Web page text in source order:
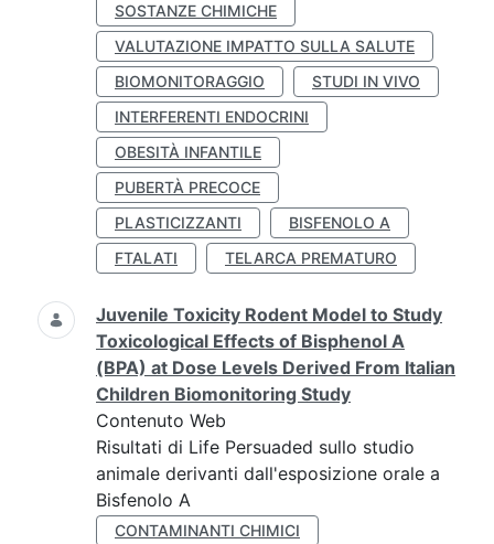
SOSTANZE CHIMICHE
VALUTAZIONE IMPATTO SULLA SALUTE
BIOMONITORAGGIO
STUDI IN VIVO
INTERFERENTI ENDOCRINI
OBESITÀ INFANTILE
PUBERTÀ PRECOCE
PLASTICIZZANTI
BISFENOLO A
FTALATI
TELARCA PREMATURO
Juvenile Toxicity Rodent Model to Study
Toxicological Effects of Bisphenol A
(BPA) at Dose Levels Derived From Italian
Children Biomonitoring Study
Contenuto Web
Risultati di Life Persuaded sullo studio
animale derivanti dall'esposizione orale a
Bisfenolo A
CONTAMINANTI CHIMICI